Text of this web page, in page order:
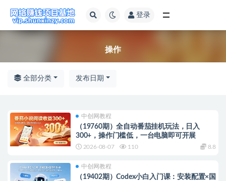
登录
操作
全部分类 发布日期
中创网教程
（19760期）全自动番茄挂机玩法，日入
300+，操作门槛低，一台电脑即可开展
2026-08-07 110 8.8
中创网教程
（19402期）Codex小白入门课：安装配置×国